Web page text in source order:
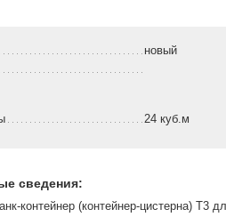
новый
24 куб.м
сведения:
контейнер (контейнер-цистерна) Т3